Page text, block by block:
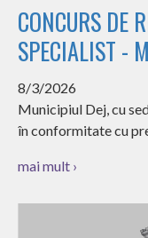
CONCURS DE
SPECIALIST -
8/3/2026
Municipiul Dej, cu
în conformitate cu
mai mult ›